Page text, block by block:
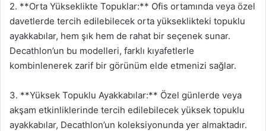
2. **Orta Yükseklikte Topuklar:** Ofis ortamında veya özel
davetlerde tercih edilebilecek orta yükseklikteki topuklu
ayakkabılar, hem şık hem de rahat bir seçenek sunar.
Decathlon’un bu modelleri, farklı kıyafetlerle
kombinlenerek zarif bir görünüm elde etmenizi sağlar.
3. **Yüksek Topuklu Ayakkabılar:** Özel günlerde veya
akşam etkinliklerinde tercih edilebilecek yüksek topuklu
ayakkabılar, Decathlon’un koleksiyonunda yer almaktadır.